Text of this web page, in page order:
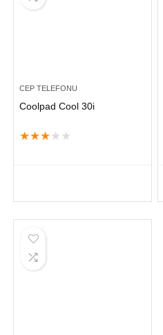
CEP TELEFONU
Coolpad Cool 30i
★★★ ★ ★